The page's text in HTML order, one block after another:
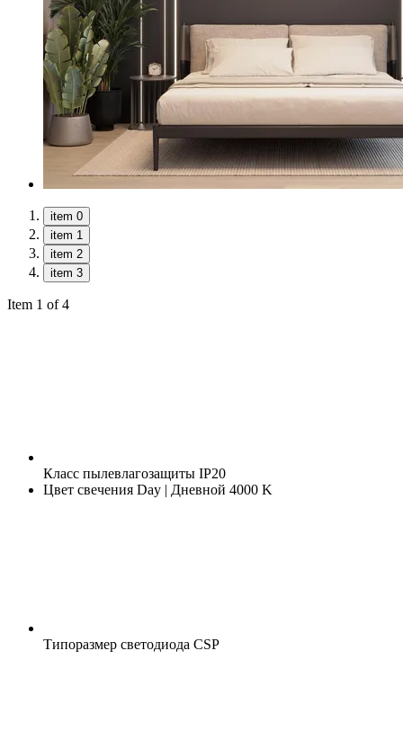
item 0
item 1
item 2
item 3
Item 1 of 4
Класс пылевлагозащиты IP20
Цвет свечения Day | Дневной 4000 K
Типоразмер светодиода CSP